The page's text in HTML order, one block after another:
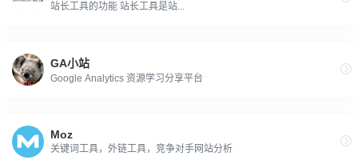
站长工具的功能 站长工具是站...
GA小站
Google Analytics 资源学习分享平台
Moz
关键词工具，外链工具，竞争对手网站分析